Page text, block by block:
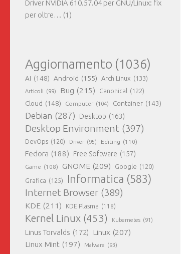
Driver NVIDIA 610.57.04 per GNU/Linux: fix
per oltre… (1)
Aggiornamento (1036)
AI (148) Android (155) Arch Linux (133)
Articoli (99) Bug (215) Canonical (122)
Cloud (148) Computer (104) Container (143)
Debian (287) Desktop (163)
Desktop Environment (397)
DevOps (120) Driver (95) Editing (110)
Fedora (188) Free Software (157)
Game (108) GNOME (209) Google (120)
Grafica (125) Informatica (583)
Internet Browser (389)
KDE (211) KDE Plasma (118)
Kernel Linux (453) Kubernetes (91)
Linus Torvalds (172) Linux (207)
Linux Mint (197) Malware (93)